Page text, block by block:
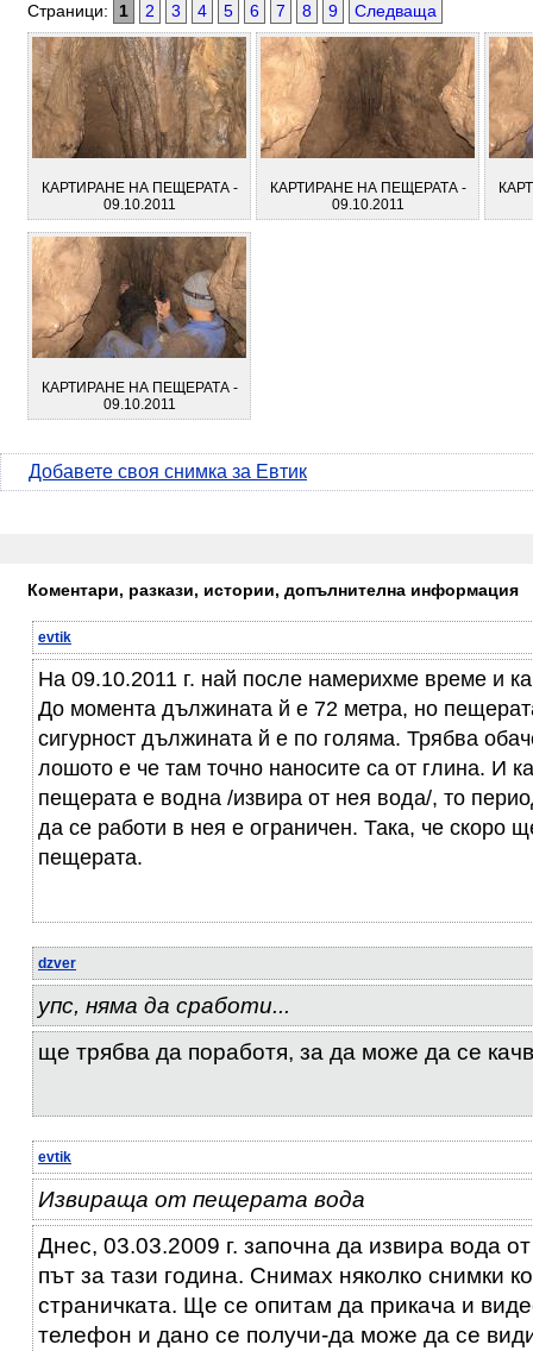
Страници:
1 2 3 4 5 6 7 8 9 Следваща
КАРТИРАНЕ НА ПЕЩЕРАТА -
09.10.2011
КАРТИРАНЕ НА ПЕЩЕРАТА -
09.10.2011
КАРТИРАНЕ НА ПЕЩЕРАТА -
09.10.2011
Добавете своя снимка за Евтик
Коментари, разкази, истории, допълнителна информация
evtik
На 09.10.2011 г. най после намерихме време и
До момента дължината й е 72 метра, но
сигурност дължината й е по голяма. Трябва
лошото е че там точно наносите са от глина. И
пещерата е водна /извира от нея вода/, то
да се работи в нея е ограничен. Така, че скоро
пещерата.
dzver
упс, няма да сработи...
ще трябва да поработя, за да може да се
evtik
Извираща от пещерата вода
Днес, 03.03.2009 г. започна да извира вода
път за тази година. Снимах няколко снимки
страничката. Ще се опитам да прикача и
телефон и дано се получи-да може да се